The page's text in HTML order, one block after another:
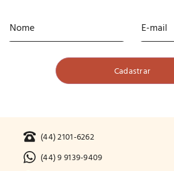
(44) 2101-6262
(44) 9 9139-9409